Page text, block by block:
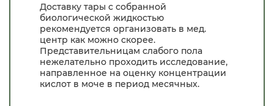
Доставку тары с собранной
биологической жидкостью
рекомендуется организовать в мед.
центр как можно скорее.
Представительницам слабого пола
нежелательно проходить исследование,
направленное на оценку концентрации
кислот в моче в период месячных.